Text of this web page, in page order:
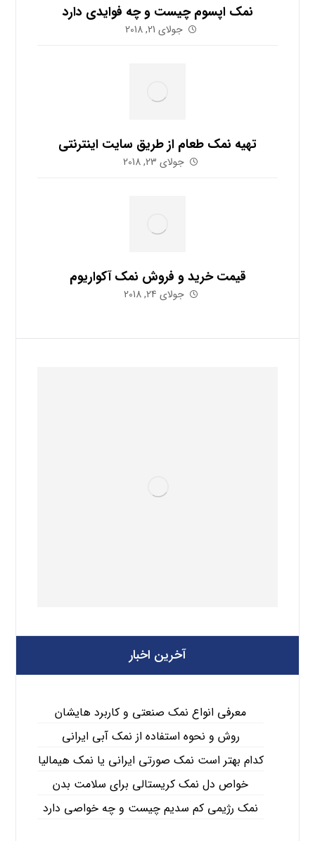
نمک اپسوم چیست و چه فوایدی دارد
جولای 21, 2018
تهیه نمک طعام از طریق سایت اینترنتی
جولای 23, 2018
قیمت خرید و فروش نمک آکواریوم
جولای 24, 2018
آخرین اخبار
معرفی انواع نمک صنعتی و کاربرد هایشان
روش و نحوه استفاده از نمک آبی ایرانی
کدام بهتر است نمک صورتی ایرانی یا نمک هیمالیا
خواص دل نمک کریستالی برای سلامت بدن
نمک رژیمی کم سدیم چیست و چه خواصی دارد